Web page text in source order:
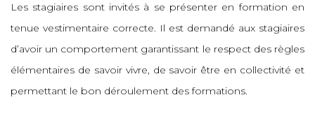
Les stagiaires sont invités à se présenter en formation en
tenue vestimentaire correcte. Il est demandé aux stagiaires
d’avoir un comportement garantissant le respect des règles
élémentaires de savoir vivre, de savoir être en collectivité et
permettant le bon déroulement des formations.